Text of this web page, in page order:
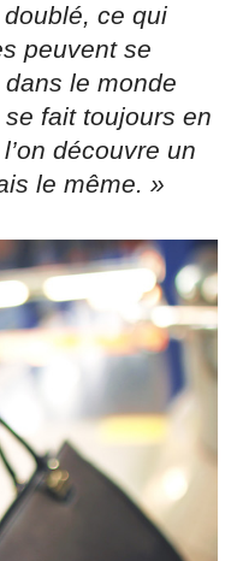
ce qui
peuvent se
le monde
fait toujours en
découvre un
le même. »